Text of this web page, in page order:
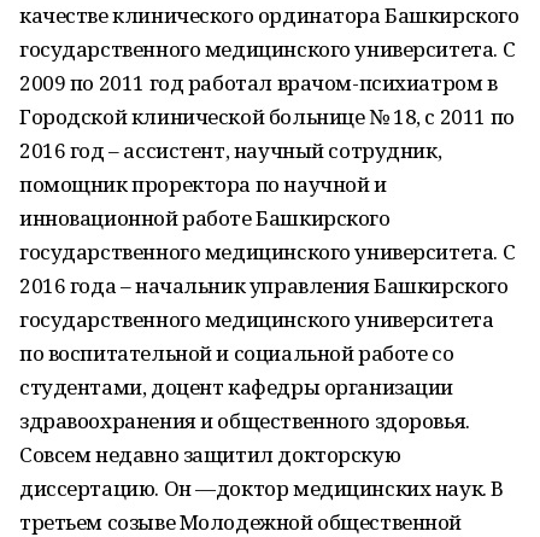
качестве клинического ординатора Башкирского
государственного медицинского университета. С
2009 по 2011 год работал врачом-психиатром в
Городской клинической больнице № 18, с 2011 по
2016 год – ассистент, научный сотрудник,
помощник проректора по научной и
инновационной работе Башкирского
государственного медицинского университета. С
2016 года – начальник управления Башкирского
государственного медицинского университета
по воспитательной и социальной работе со
студентами, доцент кафедры организации
здравоохранения и общественного здоровья.
Совсем недавно защитил докторскую
диссертацию. Он —доктор медицинских наук. В
третьем созыве Молодежной общественной